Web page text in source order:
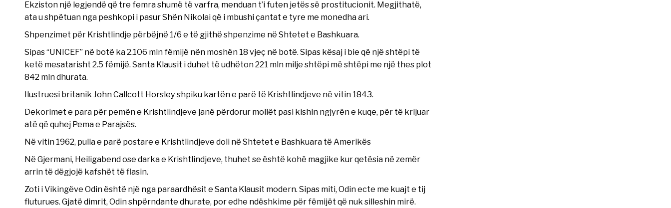
Ekziston një legjendë që tre femra shumë të varfra, menduan t’i futen jetës së prostitucionit. Megjithatë,
ata u shpëtuan nga peshkopi i pasur Shën Nikolai që i mbushi çantat e tyre me monedha ari.
Shpenzimet për Krishtlindje përbëjnë 1/6 e të gjithë shpenzime në Shtetet e Bashkuara.
Sipas “UNICEF” në botë ka 2.106 mln fëmijë nën moshën 18 vjeç në botë. Sipas kësaj i bie që një shtëpi të
ketë mesatarisht 2.5 fëmijë. Santa Klausit i duhet të udhëton 221 mln milje shtëpi më shtëpi me një thes plot
842 mln dhurata.
Ilustruesi britanik John Callcott Horsley shpiku kartën e parë të Krishtlindjeve në vitin 1843.
Dekorimet e para për pemën e Krishtlindjeve janë përdorur mollët pasi kishin ngjyrën e kuqe, për të krijuar
atë që quhej Pema e Parajsës.
Në vitin 1962, pulla e parë postare e Krishtlindjeve doli në Shtetet e Bashkuara të Amerikës
Në Gjermani, Heiligabend ose darka e Krishtlindjeve, thuhet se është kohë magjike kur qetësia në zemër
arrin të dëgjojë kafshët të flasin.
Zoti i Vikingëve Odin është një nga paraardhësit e Santa Klausit modern. Sipas miti, Odin ecte me kuajt e tij
fluturues. Gjatë dimrit, Odin shpërndante dhurate, por edhe ndëshkime për fëmijët që nuk silleshin mirë.